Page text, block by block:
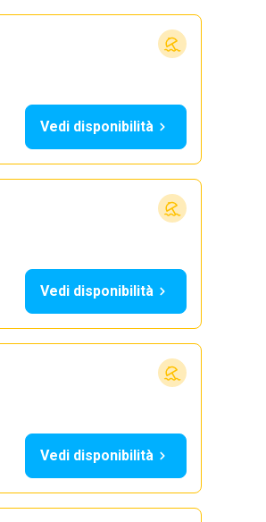
Vedi disponibilità
Vedi disponibilità
Vedi disponibilità